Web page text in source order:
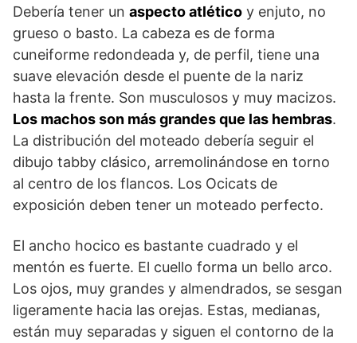
Debería tener un aspecto atlético y enjuto, no
grueso o basto. La cabeza es de forma
cuneiforme redondeada y, de perfil, tiene una
suave elevación desde el puente de la nariz
hasta la frente. Son musculosos y muy macizos.
Los machos son más grandes que las hembras.
La distribución del moteado debería seguir el
dibujo tabby clásico, arremolinándose en torno
al centro de los flancos. Los Ocicats de
exposición deben tener un moteado perfecto.
El ancho hocico es bastante cuadrado y el
mentón es fuerte. El cuello forma un bello arco.
Los ojos, muy grandes y almendrados, se sesgan
ligeramente hacia las orejas. Estas, medianas,
están muy separadas y siguen el contorno de la